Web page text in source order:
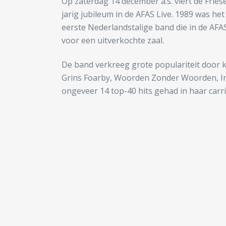
jarig jubileum in de AFAS Live. 1989 was
eerste Nederlandstalige band die in de
voor een uitverkochte zaal.
De band verkreeg grote populariteit door
Grins Foarby, Woorden Zonder Woorden,
ongeveer 14 top-40 hits gehad in haar